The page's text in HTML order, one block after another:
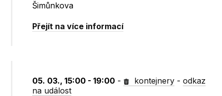
Šimůnkova
Přejít na více informací
05. 03., 15:00 - 19:00 - kontejnery -odkaz
na událost